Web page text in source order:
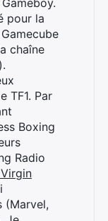
pour la
chaîne
TF1. Par
Boxing
Radio
(Marvel,